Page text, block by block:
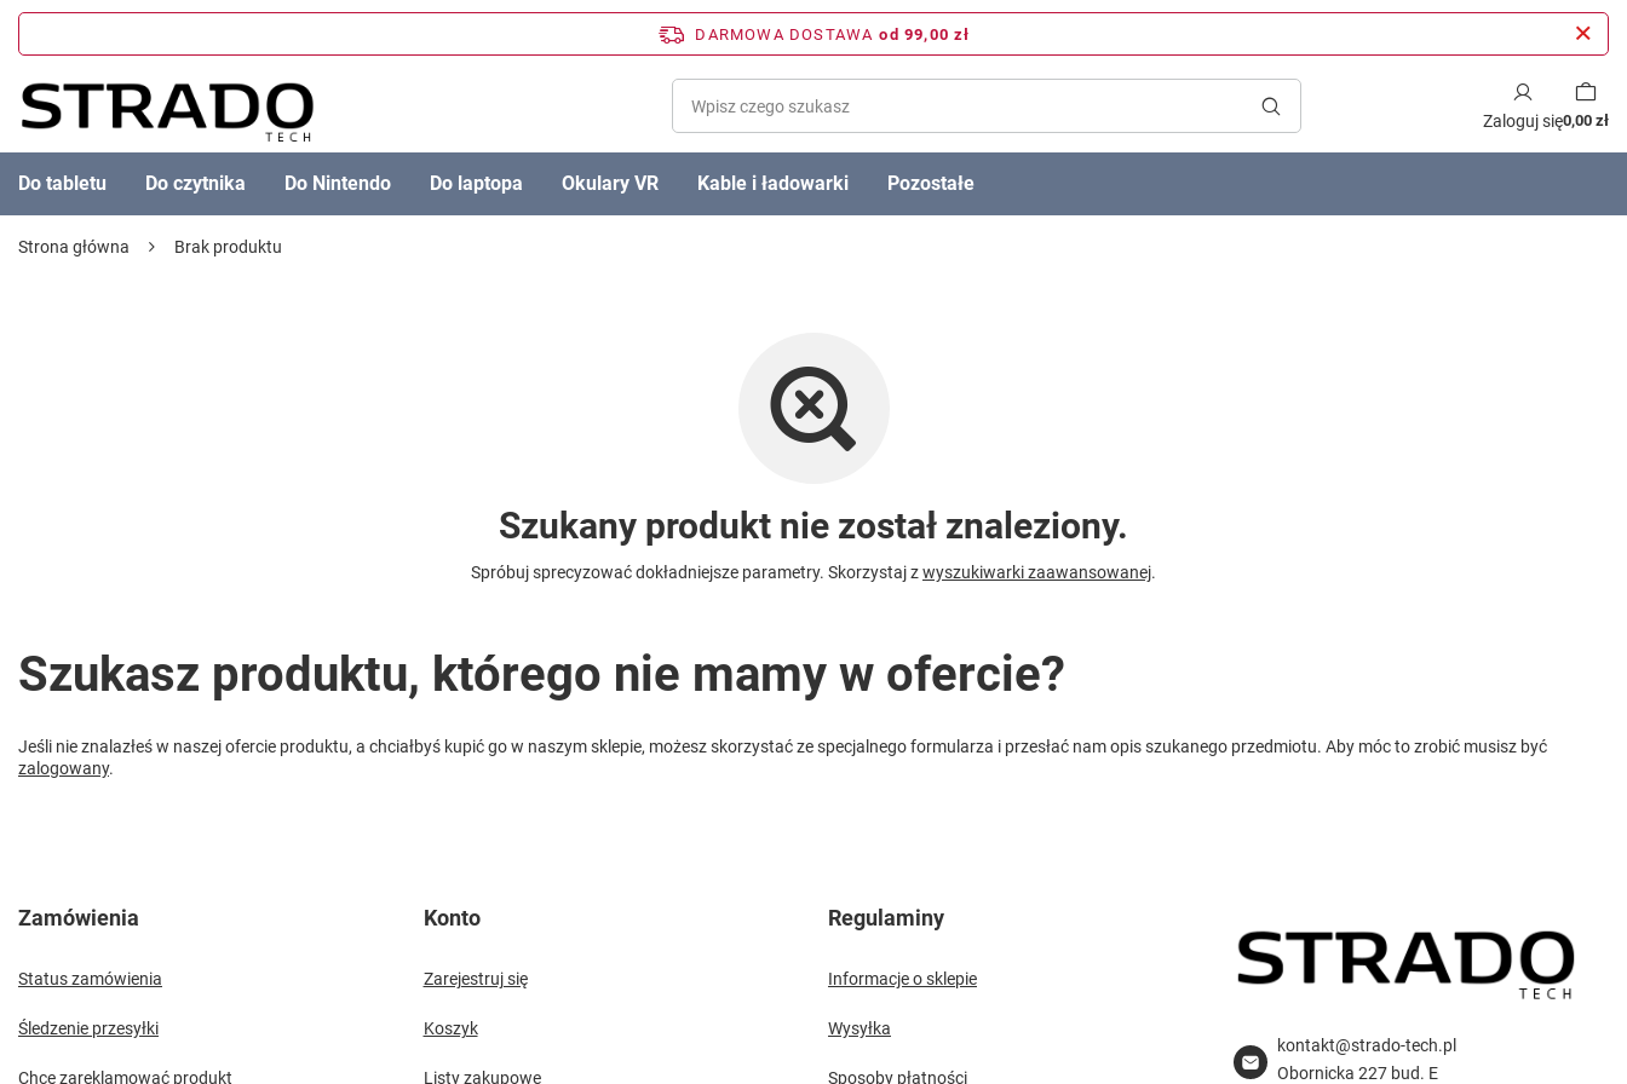
DARMOWA DOSTAWA od 99,00 zł
Zaloguj się0,00 zł
Do tabletu Do czytnika Do Nintendo Do laptopa Okulary VR Kable i ładowarki Pozostałe
Strona główna Brak produktu
Szukany produkt nie został znaleziony.
Spróbuj sprecyzować dokładniejsze parametry. Skorzystaj zwyszukiwarki zaawansowanej.
Szukasz produktu, którego nie mamy w ofercie?
Jeśli nie znalazłeś w naszej ofercie produktu, a chciałbyś kupić go w naszym sklepie, możesz skorzystać ze specjalnego formularza i przesłać nam opis szukanego przedmiotu. Aby móc to zrobić musisz być
zalogowany.
Zamówienia
Status zamówienia
Śledzenie przesyłki
Chcę zareklamować produkt
Konto
Zarejestruj się
Koszyk
Listy zakupowe
Regulaminy
Informacje o sklepie
Wysyłka
Sposoby płatności
kontakt@strado-tech.pl
Obornicka 227 bud. E